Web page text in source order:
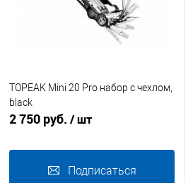
TOPEAK Mini 20 Pro набор с чехлом,
black
2 750 руб. / шт
Подписаться